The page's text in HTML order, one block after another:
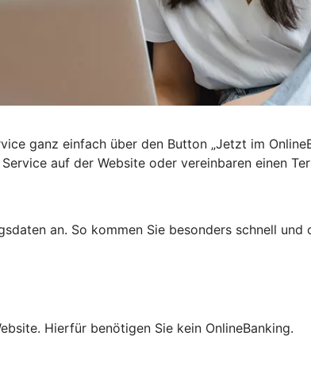
ganz einfach über den Button „Jetzt im
auf der Website oder vereinbaren einen
an. So kommen Sie besonders schnell und
Hierfür benötigen Sie kein OnlineBanking.